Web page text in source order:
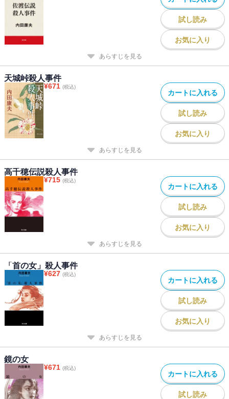
試し読み
お気に入り
あらすじを見る
天城峠殺人事件
¥671 (税込)
カートに入れる
試し読み
お気に入り
あらすじを見る
高千穂伝説殺人事件
¥715 (税込)
カートに入れる
試し読み
お気に入り
あらすじを見る
「首の女」殺人事件
¥627 (税込)
カートに入れる
試し読み
お気に入り
あらすじを見る
鏡の女
¥671 (税込)
カートに入れる
試し読み